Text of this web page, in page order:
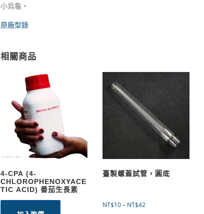
小烏龜。
原廠型錄
相關商品
4-CPA (4-
CHLOROPHENOXYACE
TIC ACID) 番茄生長素
臺製螺蓋試管，圓底
NT$10– NT$42